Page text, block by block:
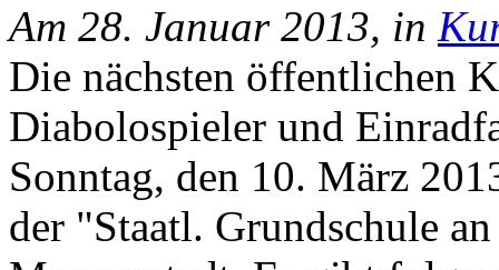
Am 28. Januar 2013, in
Die nächsten öffentlichen
Diabolospieler und
Sonntag, den 10. März
der "Staatl. Grundschule